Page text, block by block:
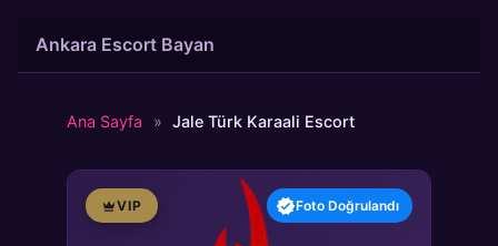
atla
Ankara Escort Bayan
Ana Sayfa » Jale Türk Karaali Escort
VIP Foto Doğrulandı